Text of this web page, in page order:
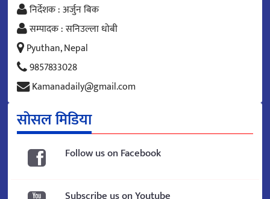
निर्देशक : अर्जुन बिक
सम्पादक : सनिउल्ला धोबी
Pyuthan, Nepal
9857833028
Kamanadaily@gmail.com
सोसल मिडिया
Follow us on Facebook